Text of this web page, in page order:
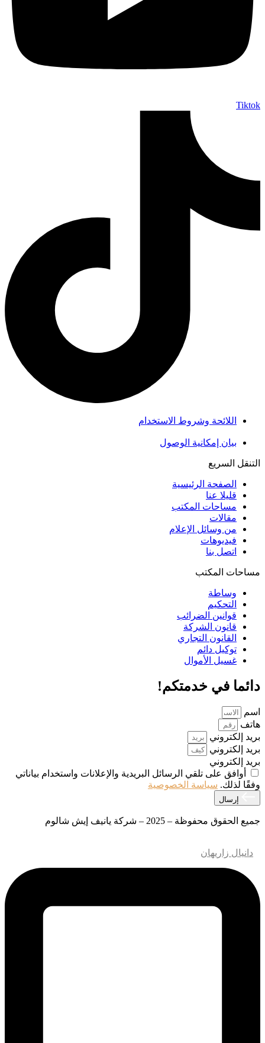
Tiktok
اللائحة وشروط الاستخدام
بيان إمكانية الوصول
التنقل السريع
الصفحة الرئيسية
قليلا عنا
مساحات المكتب
مقالات
من وسائل الإعلام
فيديوهات
اتصل بنا
مساحات المكتب
وساطة
التحكيم
قوانين الضرائب
قانون الشركة
القانون التجاري
توكيل دائم
غسيل الأموال
دائما في خدمتكم!
اسم
هاتف
بريد إلكتروني
بريد إلكتروني
بريد إلكتروني
أوافق على تلقي الرسائل البريدية والإعلانات واستخدام بياناتي
وفقًا لذلك. سياسة الخصوصية
إرسال
جميع الحقوق محفوظة – 2025 – شركة يانيف إيش شالوم
دانيال زاريهان